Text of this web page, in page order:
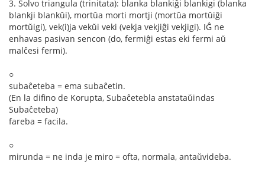
3. Solvo triangula (trinitata): blanka blankiĝi blankigi (blanka
blankji blankŭi), mortŭa morti mortji (mortŭa mortŭiĝi
mortŭigi), vek(i)ja vekŭi veki (vekja vekjiĝi vekjigi). IĜ ne
enhavas pasivan sencon (do, fermiĝi estas eki fermi aŭ
malĉesi fermi).
○
subaĉeteba = ema subaĉetin.
(En la difino de Korupta, Subaĉetebla anstataŭindas
Subaĉeteba)
fareba = facila.
○
mirunda = ne inda je miro = ofta, normala, antaŭvideba.